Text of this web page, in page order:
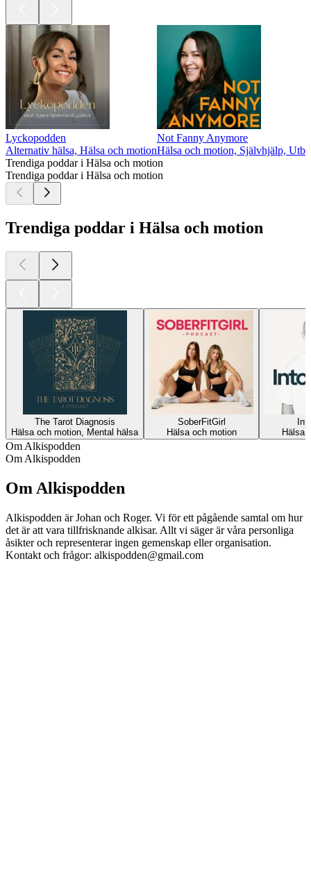
Lyckopodden
Alternativ hälsa, Hälsa och motion
Not Fanny Anymore
Hälsa och motion, Självhjälp,
Trendiga poddar i Hälsa och motion
Trendiga poddar i Hälsa och motion
Trendiga poddar i Hälsa och motion
The Tarot Diagnosis
Hälsa och motion, Mental hälsa
SoberFitGirl
Hälsa och motion
Hälsa
Om Alkispodden
Om Alkispodden
Om Alkispodden
Alkispodden är Johan och Roger. Vi för ett pågående samtal om hur
det är att vara tillfrisknande alkisar. Allt vi säger är våra personliga
åsikter och representerar ingen gemenskap eller organisation.
Kontakt och frågor: alkispodden@gmail.com